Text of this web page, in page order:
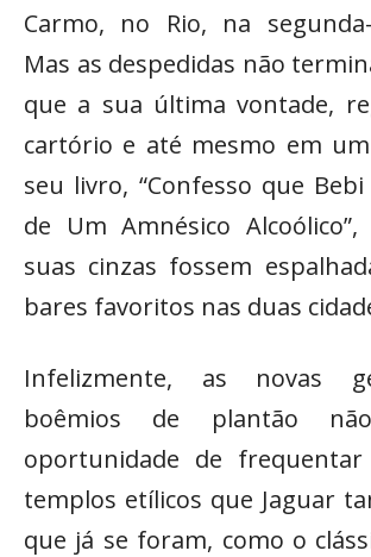
Carmo, no Rio, na
Mas as despedidas não
que a sua última vontade,
cartório e até mesmo em
seu livro, “Confesso que
de Um Amnésico
suas cinzas fossem
bares favoritos nas duas
Infelizmente, as novas
boêmios de plantão
oportunidade de
templos etílicos que Jaguar
que já se foram, como o